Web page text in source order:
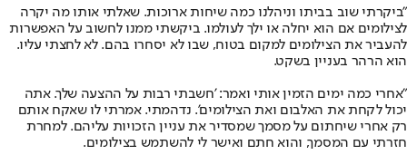
"ביקרתי שוב בביתו וניהלנו כמה שיחות ארוכות. שאלתי אותו מה יקרה
לצילומים אם הוא יחלה או ילך לעולמו. ביקשתי ממנו לחשוב על האפשרות
להעביר את הצילומים למקום בטוח, שבו לא יסחרו בהם. לא לחצתי עליו.
הוא הרהר בעניין בשקט.
"אחרי כמה ימים הזמין אותי ואמר: 'חשבתי רבות על ההצעה שלך. אתה
יכול לקחת את האלבום ואת הצילומים'. נדהמתי. אמרתי לו שאקח אותם
רק אחרי שיחתום על מסמך שמסדיר את עניין הזכויות עליהם. למחרת
חזרתי עם המסמך, והוא חתם ואישר לי להשתמש בצילומים.